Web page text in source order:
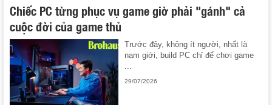
Chiếc PC từng phục vụ game giờ phải "gánh" cả
cuộc đời của game thủ
Trước đây, không ít người, nhất là
nam giới, build PC chỉ để chơi game
29/07/2026